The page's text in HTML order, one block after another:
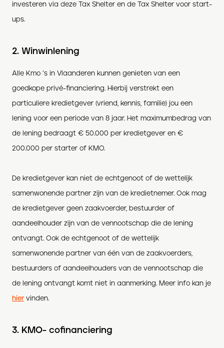
investeren via deze Tax Shelter en de Tax Shelter voor start-
ups.
2. Winwinlening
Alle Kmo ’s in Vlaanderen kunnen genieten van een
goedkope privé-financiering. Hierbij verstrekt een
particuliere kredietgever (vriend, kennis, familie) jou een
lening voor een periode van 8 jaar. Het maximumbedrag van
de lening bedraagt € 50.000 per kredietgever en €
200.000 per starter of KMO.
De kredietgever kan niet de echtgenoot of de wettelijk
samenwonende partner zijn van de kredietnemer. Ook mag
de kredietgever geen zaakvoerder, bestuurder of
aandeelhouder zijn van de vennootschap die de lening
ontvangt. Ook de echtgenoot of de wettelijk
samenwonende partner van één van de zaakvoerders,
bestuurders of aandeelhouders van de vennootschap die
de lening ontvangt komt niet in aanmerking. Meer info kan je
hier vinden.
3. KMO- cofinanciering